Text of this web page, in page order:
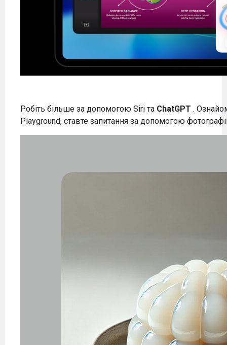
Робіть більше за допомогою Siri та ChatGPT .
Playground, ставте запитання за допомогою